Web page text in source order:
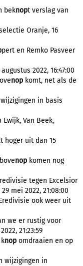
beknopt verslag van
Oranje, 16
pert en Remko Pasveer
2022, 16:47:00
nop komt, net als de
in basis
Ewijk, Van Beek,
hoger uit dan 15
nop komen nog
tegen Excelsior
mei 2022, 21:08:00
ook weer uit
we er rustig voor
21:23:59
nop omdraaien en op
wijzigingen in